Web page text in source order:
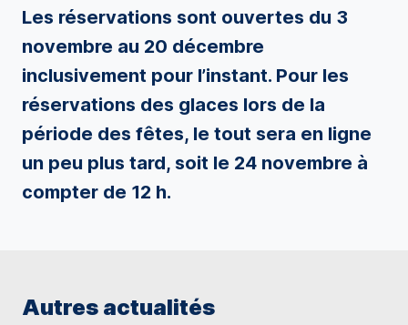
Les réservations sont ouvertes du 3
novembre au 20 décembre
inclusivement pour l’instant. Pour les
réservations des glaces lors de la
période des fêtes, le tout sera en ligne
un peu plus tard, soit le 24 novembre à
compter de 12 h.
Autres actualités